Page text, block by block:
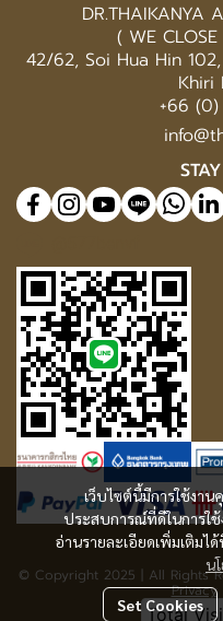
เว็บไซต์นี้มีการใช้งา
ประสบการณ์ที่ดีในการใ
อ่านรายละเอียดเพิ่มเติมไ
น
Set Cookies
DR.THAIKANYA
( WE
42/62, Soi Hua Hin
Khiri
+66
© Copyright 2025 | All Rights
Privacy